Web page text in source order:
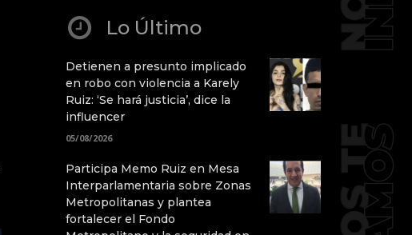
Lo Último
Detienen a presunto implicado
en robo con violencia a Karely
Ruiz: ‘Se hará justicia’, dice la
influencer
05/08/2026
Participa Memo Ruiz en Mesa
Interparlamentaria sobre Zonas
Metropolitanas y plantea
fortalecer el Fondo